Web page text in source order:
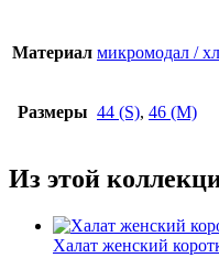
Материал микромодал /
Размеры 44 (S), 46 (M)
Из этой
Халат женский